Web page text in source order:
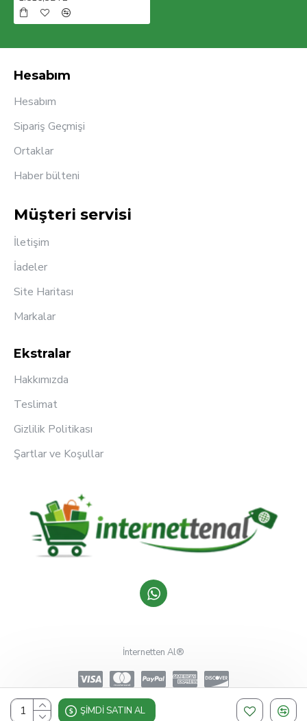
ŞIMDI SATIN AL
Hesabım
Hesabım
Sipariş Geçmişi
Ortaklar
Haber bülteni
Müşteri servisi
İletişim
İadeler
Site Haritası
Markalar
Ekstralar
Hakkımızda
Teslimat
Gizlilik Politikası
Şartlar ve Koşullar
İnternetten Al®